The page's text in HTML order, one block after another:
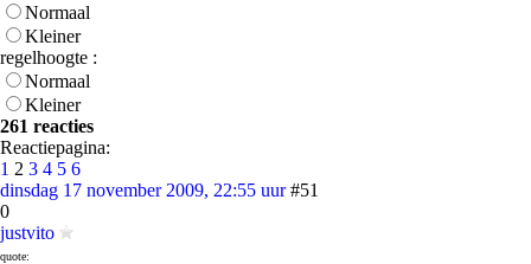
Normaal
Kleiner
regelhoogte :
Normaal
Kleiner
261 reacties
Reactiepagina:
1 2 3 4 5 6
dinsdag 17 november 2009, 22:55 uur #51
0
justvito
quote: